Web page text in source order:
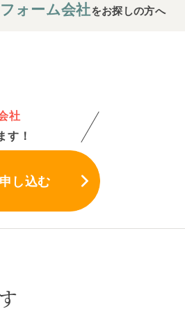
ォーム会社をお探しの方へ
社
す！
し込む